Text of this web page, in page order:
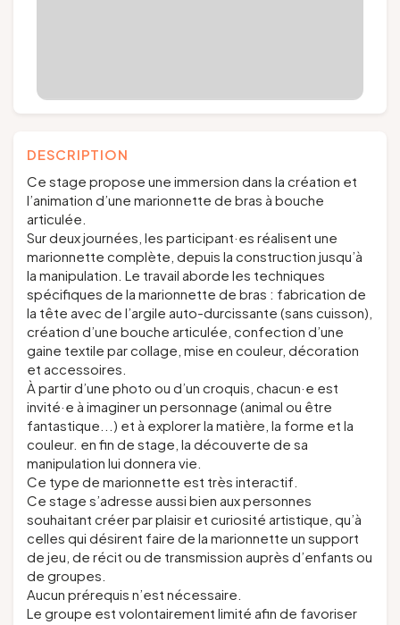
DESCRIPTION
Ce stage propose une immersion dans la création et
l’animation d’une marionnette de bras à bouche
articulée.
Sur deux journées, les participant·es réalisent une
marionnette complète, depuis la construction jusqu’à
la manipulation. Le travail aborde les techniques
spécifiques de la marionnette de bras : fabrication de
la tête avec de l’argile auto-durcissante (sans cuisson),
création d’une bouche articulée, confection d’une
gaine textile par collage, mise en couleur, décoration
et accessoires.
À partir d’une photo ou d’un croquis, chacun·e est
invité·e à imaginer un personnage (animal ou être
fantastique...) et à explorer la matière, la forme et la
couleur. en fin de stage, la découverte de sa
manipulation lui donnera vie.
Ce type de marionnette est très interactif.
Ce stage s’adresse aussi bien aux personnes
souhaitant créer par plaisir et curiosité artistique, qu’à
celles qui désirent faire de la marionnette un support
de jeu, de récit ou de transmission auprès d’enfants ou
de groupes.
Aucun prérequis n’est nécessaire.
Le groupe est volontairement limité afin de favoriser